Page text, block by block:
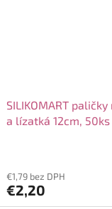
SILIKOMART paličky
a lízatká 12cm, 50ks
€1,79 bez DPH
€2,20